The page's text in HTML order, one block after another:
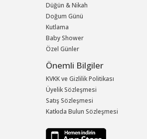
Düğün & Nikah
Doğum Günü
Kutlama
Baby Shower
Özel Günler
Önemli Bilgiler
KVKK ve Gizlilik Politikası
Üyelik Sözleşmesi
Satış Sözleşmesi
Katkıda Bulun Sözleşmesi